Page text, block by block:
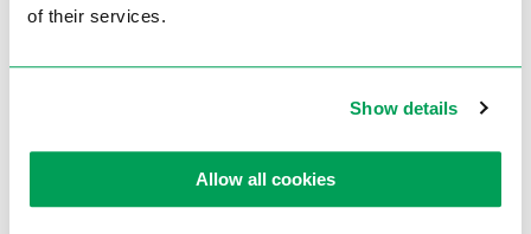
of their services.
Show details
Allow all cookies
Uitlading
Kolom
Ø100 mm
260 kg